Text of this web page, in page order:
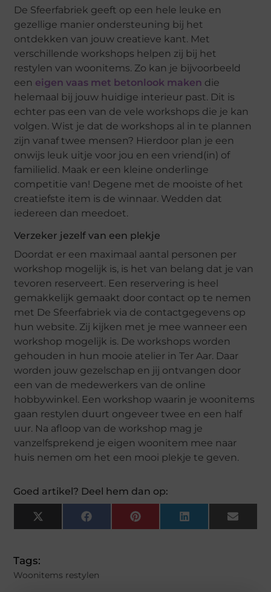
De Sfeerfabriek geeft op een hele leuke en
gezellige manier ondersteuning bij het
ontdekken van jouw creatieve kant. Met
verschillende workshops helpen zij bij het
restylen van woonitems. Zo kan je bijvoorbeeld
een eigen vaas met betonlook maken die
helemaal bij jouw huidige interieur past. Dit is
echter pas een van de vele workshops die je kan
volgen. Wist je dat de workshops al in te plannen
zijn vanaf twee mensen? Hierdoor plan je een
onwijs leuk uitje voor jou en een vriend(in) of
familielid. Maak er een kleine onderlinge
competitie van! Degene met de mooiste of het
creatiefste item is de winnaar. Wedden dat
iedereen dan meedoet.
Verzeker jezelf van een plekje
Doordat er een maximaal aantal personen per
workshop mogelijk is, is het van belang dat je van
tevoren reserveert. Een reservering is heel
gemakkelijk gemaakt door contact op te nemen
met De Sfeerfabriek via de contactgegevens op
hun website. Zij kijken met je mee wanneer een
workshop mogelijk is. De workshops worden
gehouden in hun mooie atelier in Ter Aar. Daar
worden jouw gezelschap en jij ontvangen door
een van de medewerkers van de online
hobbywinkel. Een workshop waarin je woonitems
gaan restylen duurt ongeveer twee en een half
uur. Na afloop van de workshop mag je
vanzelfsprekend je eigen woonitem mee naar
huis nemen om het een mooi plekje te geven.
Goed artikel? Deel hem dan op:
X
(Twitter)
FacebookPinterestLinkedInEmail
Tags:
Woonitems restylen